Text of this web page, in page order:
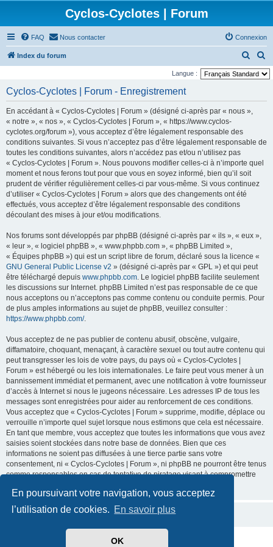
En poursuivant votre navigation, vous acceptez
l’utilisation de cookies. En savoir plus
OK
Cyclos-Cyclotes | Forum
FAQ Nous contacter Connexion
Index du forum
e
e
e
c
r
Langue :
Cyclos-Cyclotes | Forum - Enregistrement
En accédant à « Cyclos-Cyclotes | Forum » (désigné ci-après par « nous »,
« notre », « nos », « Cyclos-Cyclotes | Forum », « https://www.cyclos-
cyclotes.org/forum »), vous acceptez d’être légalement responsable des
conditions suivantes. Si vous n’acceptez pas d’être légalement responsable de
toutes les conditions suivantes, alors n’accédez pas et/ou n’utilisez pas
« Cyclos-Cyclotes | Forum ». Nous pouvons modifier celles-ci à n’importe quel
moment et nous ferons tout pour que vous en soyez informé, bien qu’il soit
prudent de vérifier régulièrement celles-ci par vous-même. Si vous continuez
d’utiliser « Cyclos-Cyclotes | Forum » alors que des changements ont été
effectués, vous acceptez d’être légalement responsable des conditions
découlant des mises à jour et/ou modifications.
Nos forums sont développés par phpBB (désigné ci-après par « ils », « eux »,
« leur », « logiciel phpBB », « www.phpbb.com », « phpBB Limited »,
« Équipes phpBB ») qui est un script libre de forum, déclaré sous la licence «
GNU General Public License v2 » (désigné ci-après par « GPL ») et qui peut
être téléchargé depuis www.phpbb.com. Le logiciel phpBB facilite seulement
les discussions sur Internet. phpBB Limited n’est pas responsable de ce que
nous acceptons ou n’acceptons pas comme contenu ou conduite permis. Pour
de plus amples informations au sujet de phpBB, veuillez consulter :
https://www.phpbb.com/.
Vous acceptez de ne pas publier de contenu abusif, obscène, vulgaire,
diffamatoire, choquant, menaçant, à caractère sexuel ou tout autre contenu qui
peut transgresser les lois de votre pays, du pays où « Cyclos-Cyclotes |
Forum » est hébergé ou les lois internationales. Le faire peut vous mener à un
bannissement immédiat et permanent, avec une notification à votre fournisseur
d’accès à Internet si nous le jugeons nécessaire. Les adresses IP de tous les
messages sont enregistrées pour aider au renforcement de ces conditions.
Vous acceptez que « Cyclos-Cyclotes | Forum » supprime, modifie, déplace ou
verrouille n’importe quel sujet lorsque nous estimons que cela est nécessaire.
En tant que membre, vous acceptez que toutes les informations que vous avez
saisies soient stockées dans notre base de données. Bien que ces
informations ne soient pas diffusées à une tierce partie sans votre
consentement, ni « Cyclos-Cyclotes | Forum », ni phpBB ne pourront être tenus
comme responsables en cas de tentative de piratage visant à compromettre
phpBB ® Forum Software © phpBB Limited